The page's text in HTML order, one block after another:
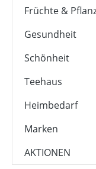
Früchte &
Gesundheit
Schönheit
Teehaus
Heimbedarf
Marken
AKTIONEN